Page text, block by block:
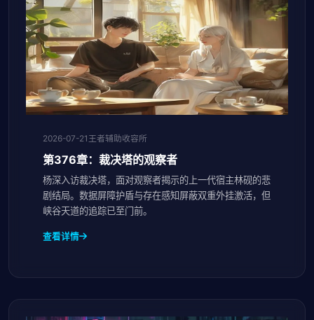
2026-07-21 王者辅助收容所
第376章：裁决塔的观察者
杨深入访裁决塔，面对观察者揭示的上一代宿主林砚的悲
剧结局。数据屏障护盾与存在感知屏蔽双重外挂激活，但
峡谷天道的追踪已至门前。
查看详情